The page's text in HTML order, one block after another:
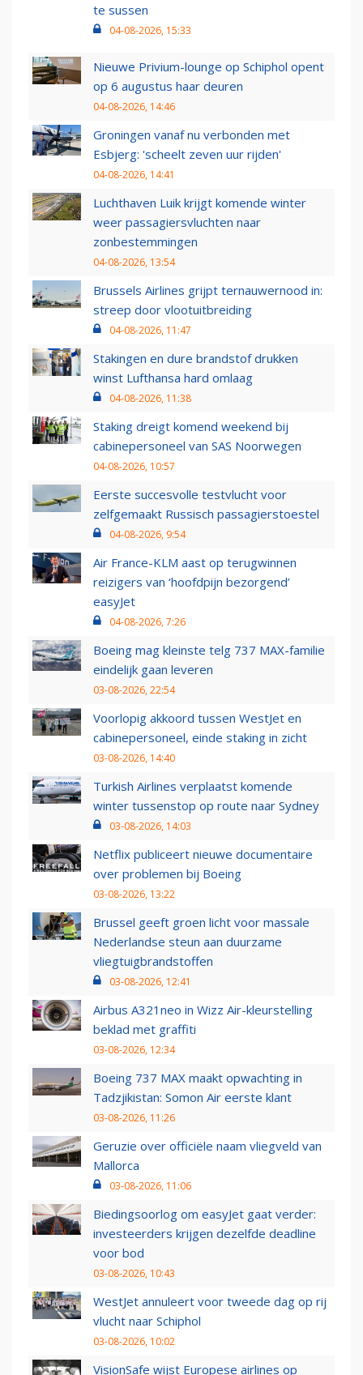
te sussen
04-08-2026, 15:33
Nieuwe Privium-lounge op Schiphol opent
op 6 augustus haar deuren
04-08-2026, 14:46
Groningen vanaf nu verbonden met
Esbjerg: 'scheelt zeven uur rijden'
04-08-2026, 14:41
Luchthaven Luik krijgt komende winter
weer passagiersvluchten naar
zonbestemmingen
04-08-2026, 13:54
Brussels Airlines grijpt ternauwernood in:
streep door vlootuitbreiding
04-08-2026, 11:47
Stakingen en dure brandstof drukken
winst Lufthansa hard omlaag
04-08-2026, 11:38
Staking dreigt komend weekend bij
cabinepersoneel van SAS Noorwegen
04-08-2026, 10:57
Eerste succesvolle testvlucht voor
zelfgemaakt Russisch passagierstoestel
04-08-2026, 9:54
Air France-KLM aast op terugwinnen
reizigers van ‘hoofdpijn bezorgend’
easyJet
04-08-2026, 7:26
Boeing mag kleinste telg 737 MAX-familie
eindelijk gaan leveren
03-08-2026, 22:54
Voorlopig akkoord tussen WestJet en
cabinepersoneel, einde staking in zicht
03-08-2026, 14:40
Turkish Airlines verplaatst komende
winter tussenstop op route naar Sydney
03-08-2026, 14:03
Netflix publiceert nieuwe documentaire
over problemen bij Boeing
03-08-2026, 13:22
Brussel geeft groen licht voor massale
Nederlandse steun aan duurzame
vliegtuigbrandstoffen
03-08-2026, 12:41
Airbus A321neo in Wizz Air-kleurstelling
beklad met graffiti
03-08-2026, 12:34
Boeing 737 MAX maakt opwachting in
Tadzjikistan: Somon Air eerste klant
03-08-2026, 11:26
Geruzie over officiële naam vliegveld van
Mallorca
03-08-2026, 11:06
Biedingsoorlog om easyJet gaat verder:
investeerders krijgen dezelfde deadline
voor bod
03-08-2026, 10:43
WestJet annuleert voor tweede dag op rij
vlucht naar Schiphol
03-08-2026, 10:02
VisionSafe wijst Europese airlines op